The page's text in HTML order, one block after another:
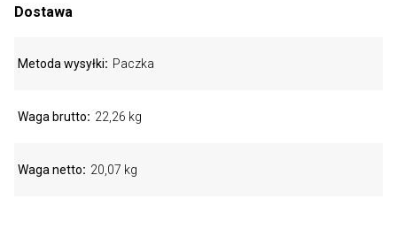
Dostawa
Metoda wysyłki Paczka
Waga brutto 22,26 kg
Waga netto 20,07 kg